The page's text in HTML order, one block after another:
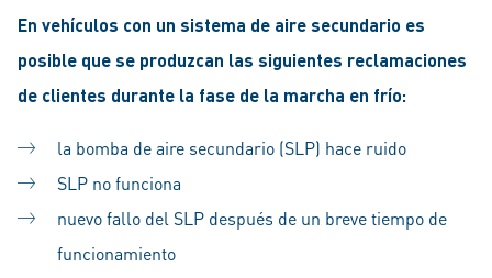
En vehículos con un sistema de aire secundario es
posible que se produzcan las siguientes reclamaciones
de clientes durante la fase de la marcha en frío:
la bomba de aire secundario (SLP) hace ruido
SLP no funciona
nuevo fallo del SLP después de un breve tiempo de
funcionamiento